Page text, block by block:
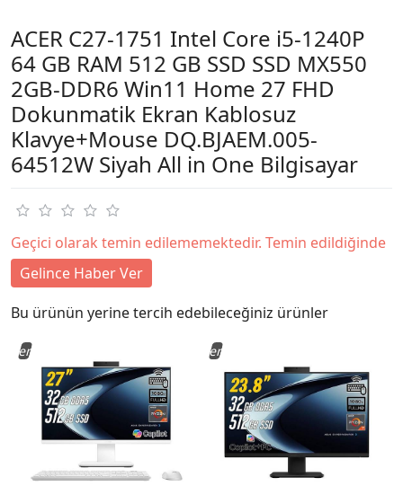
ACER C27-1751 Intel Core i5-1240P
64 GB RAM 512 GB SSD SSD MX550
2GB-DDR6 Win11 Home 27 FHD
Dokunmatik Ekran Kablosuz
Klavye+Mouse DQ.BJAEM.005-
64512W Siyah All in One Bilgisayar
Geçici olarak temin edilememektedir. Temin edildiğinde
Gelince Haber Ver
Bu ürünün yerine tercih edebileceğiniz ürünler
Yeni Yeni